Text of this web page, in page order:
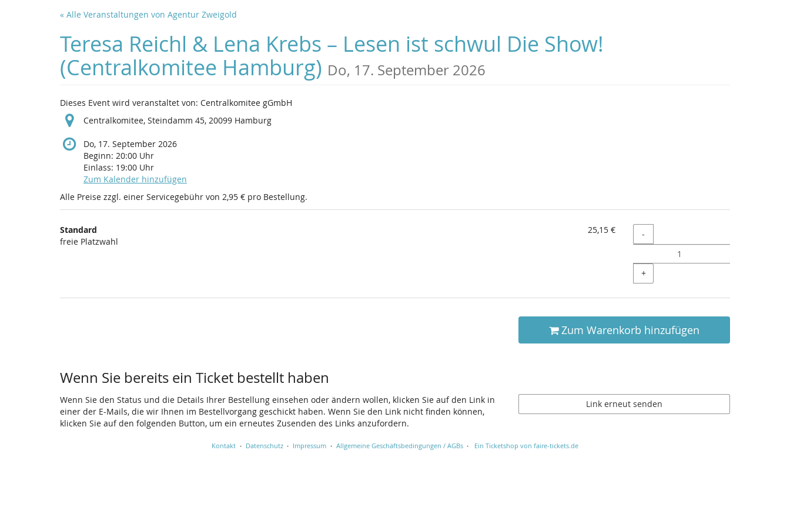
« Alle Veranstaltungen von Agentur Zweigold
Teresa Reichl & Lena Krebs – Lesen ist schwul Die Show!
(Centralkomitee Hamburg) Do, 17. September 2026
Dieses Event wird veranstaltet von: Centralkomitee gGmbH
Centralkomitee, Steindamm 45, 20099 Hamburg
Do, 17. September 2026
Beginn: 20:00 Uhr
Einlass: 19:00 Uhr
Zum Kalender hinzufügen
Alle Preise zzgl. einer Servicegebühr von 2,95 € pro Bestellung.
Produkte
Unkategorisierte
Standard
freie Platzwahl
25,15 € Menge
-
+
Zum Warenkorb hinzufügen
Wenn Sie bereits ein Ticket bestellt haben
Wenn Sie den Status und die Details Ihrer Bestellung einsehen oder ändern wollen, klicken Sie auf den Link in
einer der E-Mails, die wir Ihnen im Bestellvorgang geschickt haben. Wenn Sie den Link nicht finden können,
klicken Sie auf den folgenden Button, um ein erneutes Zusenden des Links anzufordern.
Link erneut senden
Kontakt Datenschutz Impressum Allgemeine Geschäftsbedingungen / AGBs Ein Ticketshop von faire-tickets.de